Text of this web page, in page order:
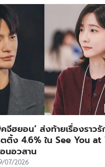
ฮยอน’ ส่งท้ายเรื่องราวรั
ติ้ง 4.6% ใน See You at
นอวสาน
07/2026